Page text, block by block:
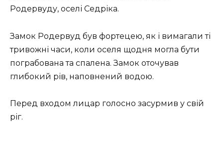
Родервуду, оселі Седріка.
Замок Родервуд був фортецею, як і вимагали ті
тривожні часи, коли оселя щодня могла бути
пограбована та спалена. Замок оточував
глибокий рів, наповнений водою.
Перед входом лицар голосно засурмив у свій
ріг.